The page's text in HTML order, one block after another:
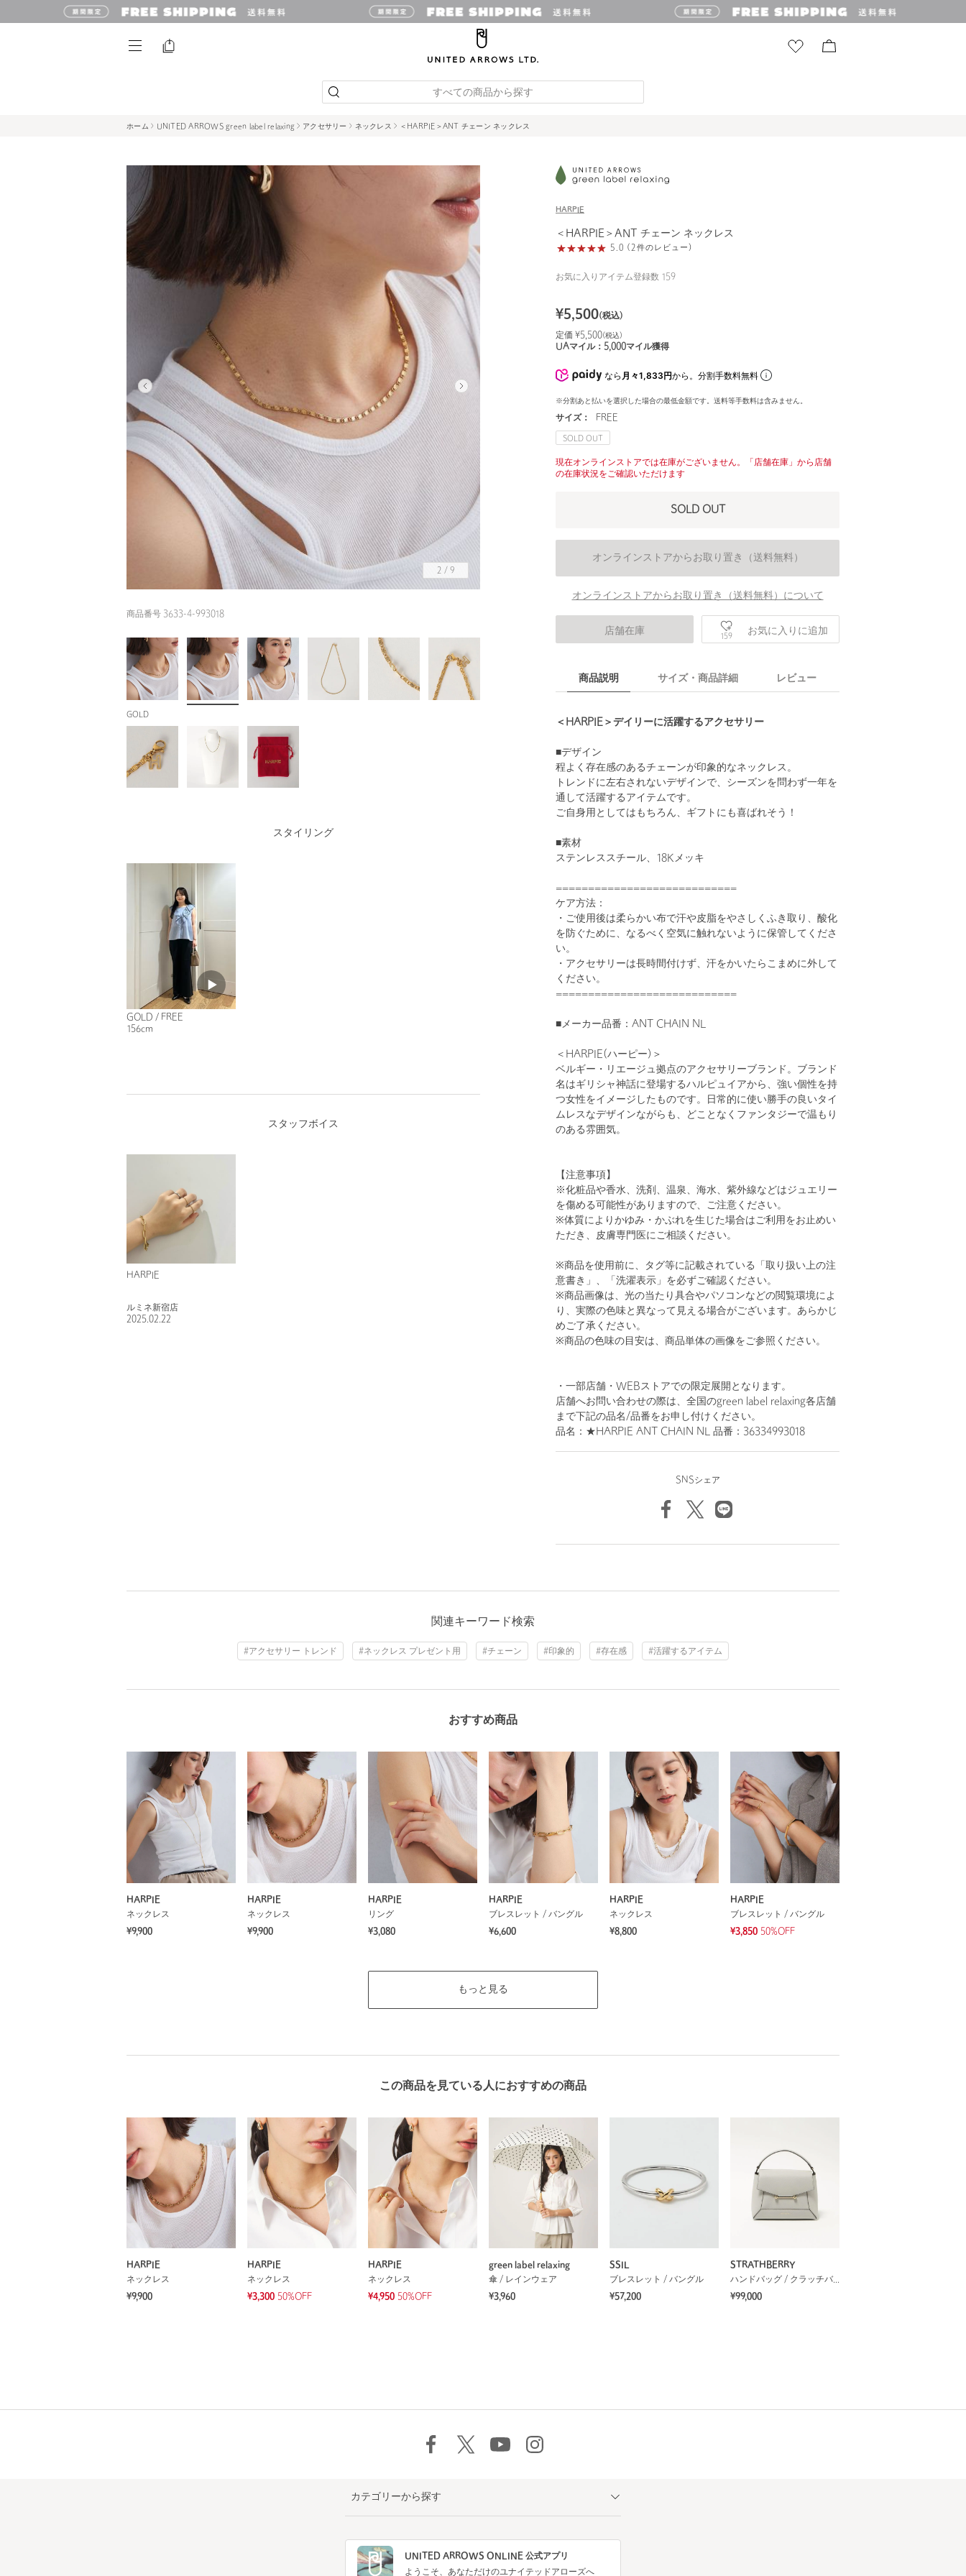
すべての商品から探す
ホーム UNITED ARROWS green label relaxing アクセサリー ネックレス ＜HARPIE＞ANT チェーン ネックレス
2 / 9
商品番号 3633-4-993018
GOLD
HARPIE
＜HARPIE＞ANT チェーン ネックレス
5.0 (2件のレビュー)
お気に入りアイテム登録数 159
¥5,500(税込)
定価 ¥5,500(税込)
UAマイル： 5,000マイル獲得
なら 月々1,833円から。分割手数料無料
※分割あと払いを選択した場合の最低金額です。送料等手数料は含みません。
サイズ： FREE
SOLD OUT
現在オンラインストアでは在庫がございません。「店舗在庫」から店舗
の在庫状況をご確認いただけます
SOLD OUT
オンラインストアからお取り置き（送料無料）
オンラインストアからお取り置き（送料無料）について
店舗在庫
159 お気に入りに追加
商品説明 サイズ・商品詳細 レビュー
＜HARPIE＞デイリーに活躍するアクセサリー
■デザイン
程よく存在感のあるチェーンが印象的なネックレス。
トレンドに左右されないデザインで、シーズンを問わず一年を
通して活躍するアイテムです。
ご自身用としてはもちろん、ギフトにも喜ばれそう！
■素材
ステンレススチール、18Kメッキ
============================
ケア方法：
・ご使用後は柔らかい布で汗や皮脂をやさしくふき取り、酸化
を防ぐために、なるべく空気に触れないように保管してくださ
い。
・アクセサリーは長時間付けず、汗をかいたらこまめに外して
ください。
============================
■メーカー品番：ANT CHAIN NL
＜HARPIE(ハーピー)＞
ベルギー・リエージュ拠点のアクセサリーブランド。ブランド
名はギリシャ神話に登場するハルピュイアから、強い個性を持
つ女性をイメージしたものです。日常的に使い勝手の良いタイ
ムレスなデザインながらも、どことなくファンタジーで温もり
のある雰囲気。
【注意事項】
※化粧品や香水、洗剤、温泉、海水、紫外線などはジュエリー
を傷める可能性がありますので、ご注意ください。
※体質によりかゆみ・かぶれを生じた場合はご利用をお止めい
ただき、皮膚専門医にご相談ください。
※商品を使用前に、タグ等に記載されている「取り扱い上の注
意書き」、「洗濯表示」を必ずご確認ください。
※商品画像は、光の当たり具合やパソコンなどの閲覧環境によ
り、実際の色味と異なって見える場合がございます。あらかじ
めご了承ください。
※商品の色味の目安は、商品単体の画像をご参照ください。
・一部店舗・WEBストアでの限定展開となります。
店舗へお問い合わせの際は、全国のgreen label relaxing各店舗
まで下記の品名/品番をお申し付けください。
品名：★HARPIE ANT CHAIN NL 品番：36334993018
SNSシェア
スタイリング
GOLD / FREE
156cm
スタッフボイス
HARPIE
ルミネ新宿店
2025.02.22
関連キーワード検索
#アクセサリー トレンド #ネックレス プレゼント用 #チェーン #印象的 #存在感 #活躍するアイテム
おすすめ商品
HARPIE
ネックレス
¥9,900
HARPIE
ネックレス
¥9,900
HARPIE
リング
¥3,080
HARPIE
ブレスレット / バングル
¥6,600
HARPIE
ネックレス
¥8,800
HARPIE
ブレスレット / バングル
¥3,850 50%OFF
もっと見る
この商品を見ている人におすすめの商品
HARPIE
ネックレス
¥9,900
HARPIE
ネックレス
¥3,300 50%OFF
HARPIE
ネックレス
¥4,950 50%OFF
green label relaxing
傘 / レインウェア
¥3,960
SSIL
ブレスレット / バングル
¥57,200
STRATHBERRY
ハンドバッグ / クラッチバッグ
¥99,000
カテゴリーから探す
UNITED ARROWS ONLINE 公式アプリ
ようこそ、あなただけのユナイテッドアローズへ